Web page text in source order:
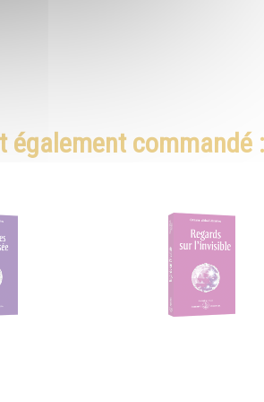
également commandé :